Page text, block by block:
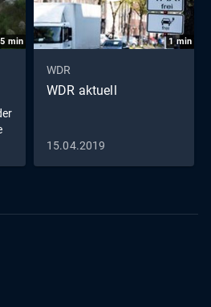
min 1min
WDR
WDR aktuell
15.04.2019